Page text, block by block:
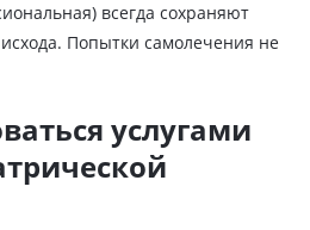
всегда сохраняют
Попытки самолечения не
услугами